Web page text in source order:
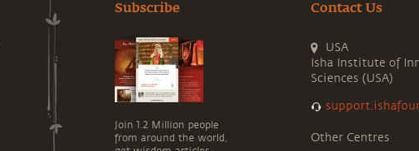
Subscribe
Join 1.2 Million people
from around the world,
Contact Us
USA
Isha Institute of
Sciences (USA)
Other Centres